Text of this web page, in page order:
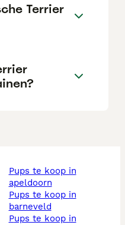
Terrier
pups te koop in
apeldoorn
pups te koop in
barneveld
pups te koop in